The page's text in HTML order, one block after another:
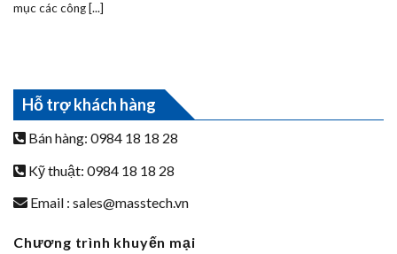
Hỗ trợ khách hàng
Bán hàng: 0984 18 18 28
Kỹ thuật: 0984 18 18 28
Email : sales@masstech.vn
Chương trình khuyến mại
mục các công [...]